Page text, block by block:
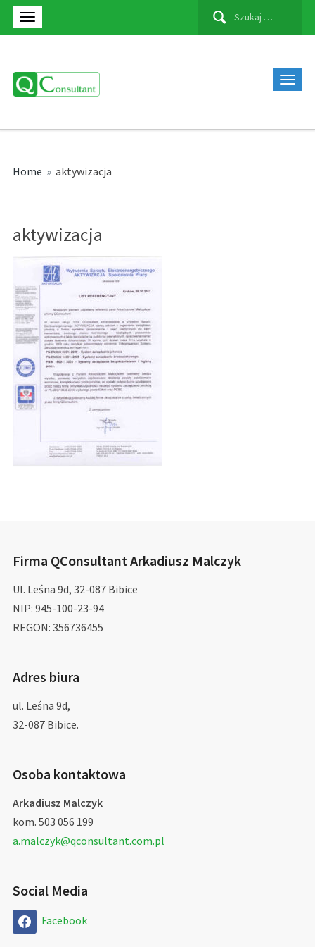
Szukaj:
Home » aktywizacja
aktywizacja
Firma QConsultant Arkadiusz Malczyk
Ul. Leśna 9d, 32-087 Bibice
NIP: 945-100-23-94
REGON: 356736455
Adres biura
ul. Leśna 9d,
32-087 Bibice.
Osoba kontaktowa
Arkadiusz Malczyk
kom. 503 056 199
a.malczyk@qconsultant.com.pl
Social Media
Facebook